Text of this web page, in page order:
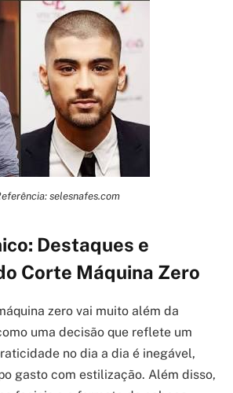
selesnafes.com
Destaques e
Corte Máquina Zero
zero vai muito além da
uma decisão que reflete um
no dia a dia é inegável,
gasto com estilização. Além disso,